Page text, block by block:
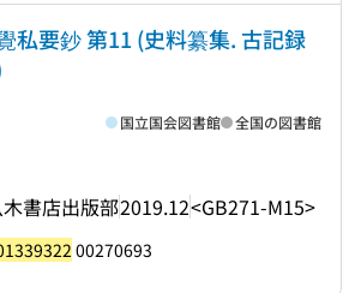
私要鈔 第11 (史料纂集. 古記録
木書店出版部2019.12<GB271-M15>
国立国会図書館 全国の図書館
00270693